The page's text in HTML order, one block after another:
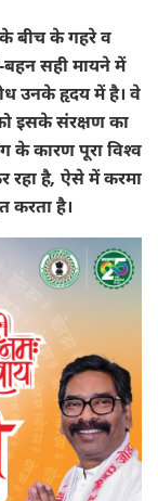
के बीच के गहरे व
बहन सही मायने में
उनके हृदय में है। वे
इसके संरक्षण का
के कारण पूरा विश्व
रहा है, ऐसे में करमा
करता है।